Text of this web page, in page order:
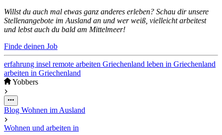
Willst du auch mal etwas ganz anderes erleben? Schau dir unsere
Stellenangebote im Ausland an und wer weiß, vielleicht arbeitest
und lebst auch du bald am Mittelmeer!
Finde deinen Job
erfahrung insel remote arbeiten Griechenland leben in Griechenland
arbeiten in Griechenland
Yobbers
Blog Wohnen im Ausland
Wohnen und arbeiten in